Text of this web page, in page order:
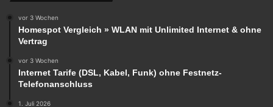
vor 3 Wochen
Homespot Vergleich » WLAN mit Unlimited Internet & ohne
Vertrag
vor 3 Wochen
Internet Tarife (DSL, Kabel, Funk) ohne Festnetz-
Telefonanschluss
1. Juli 2026